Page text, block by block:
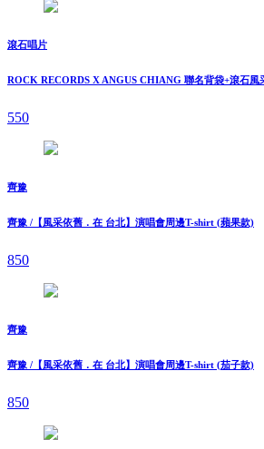
滾石唱片
ROCK RECORDS X ANGUS CHIANG 聯名背袋+滾石風
550
齊豫
齊豫 /【風采依舊．在 台北】演唱會周邊T-shirt (蘋果款)
850
齊豫
齊豫 /【風采依舊．在 台北】演唱會周邊T-shirt (茄子款)
850